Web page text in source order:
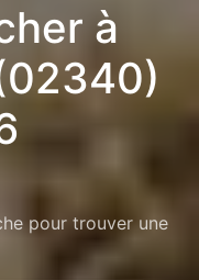
à
pour trouver une